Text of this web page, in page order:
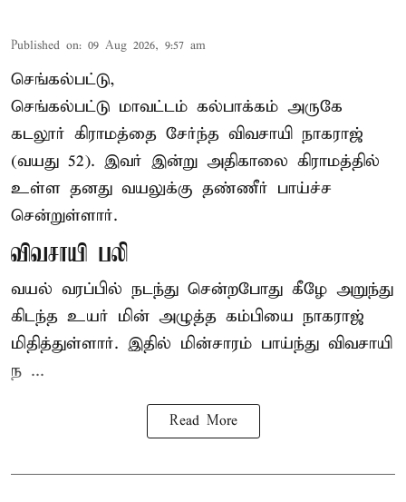
Published on: 09 Aug 2026, 9:57 am
செங்கல்பட்டு,
செங்கல்பட்டு மாவட்டம் கல்பாக்கம் அருகே
கடலூர் கிராமத்தை சேர்ந்த விவசாயி நாகராஜ்
(வயது 52). இவர் இன்று அதிகாலை கிராமத்தில்
உள்ள தனது வயலுக்கு தண்ணீர் பாய்ச்ச
சென்றுள்ளார்.
விவசாயி பலி
வயல் வரப்பில் நடந்து சென்றபோது கீழே அறுந்து
கிடந்த உயர் மின் அழுத்த கம்பியை நாகராஜ்
மிதித்துள்ளார். இதில் மின்சாரம் பாய்ந்து விவசாயி
ந ...
Read More